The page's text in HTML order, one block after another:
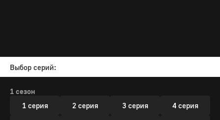
Выбор серий:
1 сезон
1 серия
2 серия 3 серия 4 серия